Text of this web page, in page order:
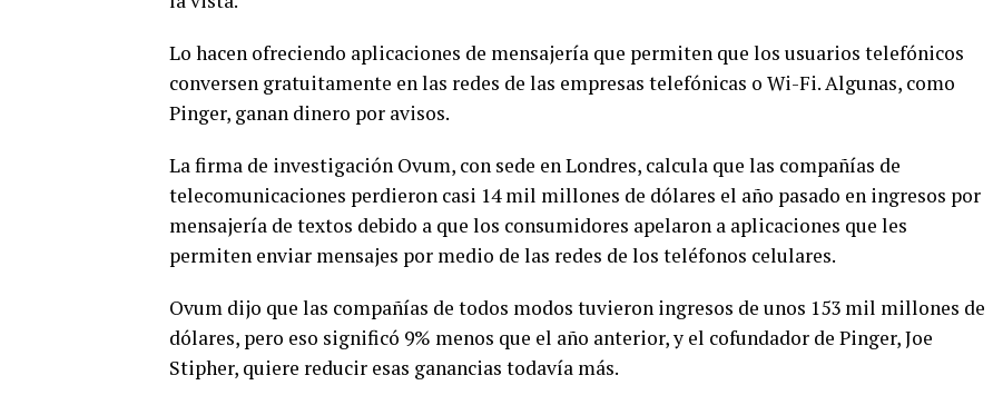
Lo hacen ofreciendo aplicaciones de mensajería que permiten que los usuarios telefónicos
conversen gratuitamente en las redes de las empresas telefónicas o Wi-Fi. Algunas, como
Pinger, ganan dinero por avisos.
La firma de investigación Ovum, con sede en Londres, calcula que las compañías de
telecomunicaciones perdieron casi 14 mil millones de dólares el año pasado en ingresos por
mensajería de textos debido a que los consumidores apelaron a aplicaciones que les
permiten enviar mensajes por medio de las redes de los teléfonos celulares.
Ovum dijo que las compañías de todos modos tuvieron ingresos de unos 153 mil millones de
dólares, pero eso significó 9% menos que el año anterior, y el cofundador de Pinger, Joe
Stipher, quiere reducir esas ganancias todavía más.